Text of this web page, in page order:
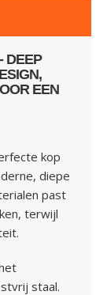
DEEP
EEN
kop
diepe
past
terwijl
staal.